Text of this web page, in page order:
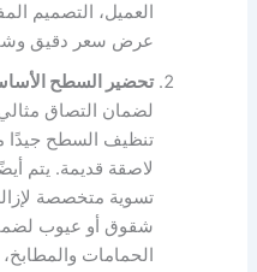
العميل، التصميم
عرض سعر دقيق
تحضير السطح
لضمان التصاق
تنظيف السطح جيدًا
لاصقة قديمة. يتم
تسوية متخصصة
شقوق أو عيوب
الحمامات